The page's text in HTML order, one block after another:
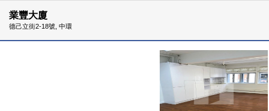
業豐大廈
德己立街2-18號, 中環